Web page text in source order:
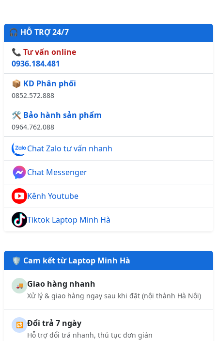
🎧 HỖ TRỢ 24/7
📞 Tư vấn online
0936.184.481
📦 KD Phân phối
0852.572.888
🛠️ Bảo hành sản phẩm
0964.762.088
Chat Zalo tư vấn nhanh
Chat Messenger
Kênh Youtube
Tiktok Laptop Minh Hà
🛡️ Cam kết từ Laptop Minh Hà
🚚 Giao hàng nhanh
Xử lý & giao hàng ngay sau khi đặt (nội thành Hà Nội)
🔁 Đổi trả 7 ngày
Hỗ trợ đổi trả nhanh, thủ tục đơn giản